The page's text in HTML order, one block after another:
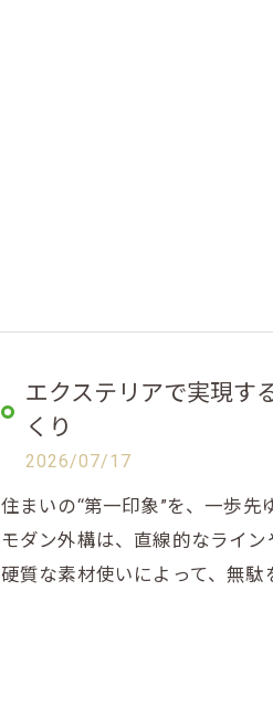
エクステリアで実現す
くり
2026/07/17
住まいの“第一印象”を、一歩
モダン外構は、直線的なライ
硬質な素材使いによって、無